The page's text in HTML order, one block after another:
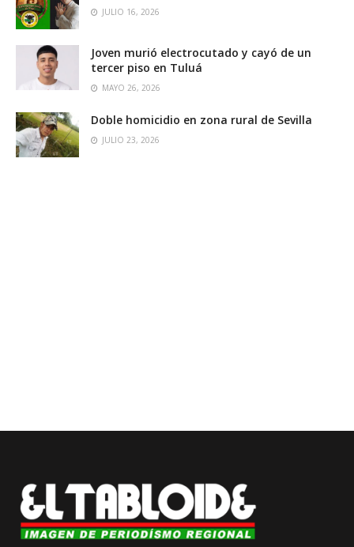
JULIO 16, 2026
Joven murió electrocutado y cayó de un
tercer piso en Tuluá
MAYO 26, 2026
Doble homicidio en zona rural de Sevilla
JULIO 23, 2026